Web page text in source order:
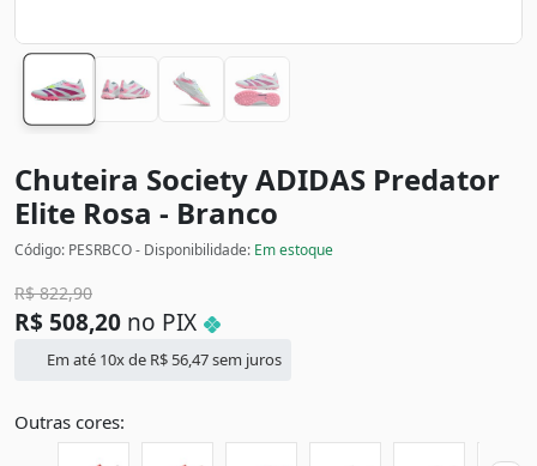
Chuteira Society ADIDAS Predator
Elite Rosa - Branco
Código: PESRBCO - Disponibilidade: Em estoque
R$822,90
R$ 508,20 no PIX
Em até 10x de R$ 56,47sem juros
Outras cores: